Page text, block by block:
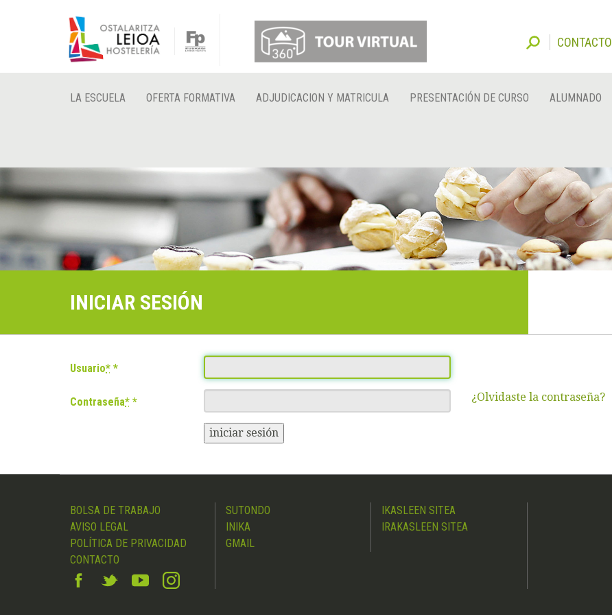
CONTACTO
LA ESCUELA OFERTA FORMATIVA ADJUDICACION Y MATRICULA PRESENTACIÓN DE CURSO ALUMNADO
INICIAR SESIÓN
Usuario*
Contraseña* ¿Olvidaste la contraseña?
iniciar sesión
BOLSA DE TRABAJO
AVISO LEGAL
POLÍTICA DE PRIVACIDAD
CONTACTO
SUTONDO
INIKA
GMAIL
IKASLEEN SITEA
IRAKASLEEN SITEA